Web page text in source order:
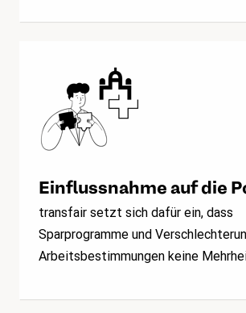
Einflussnahme auf die
transfair setzt sich dafür ein, dass
Sparprogramme und
Arbeitsbestimmungen keine